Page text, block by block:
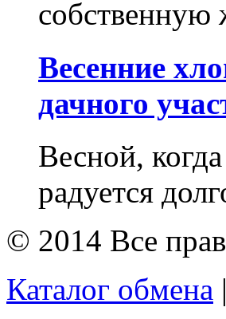
собственную
Весенние
дачного
Весной,
радуется
© 2014 Все
Каталог обмена |